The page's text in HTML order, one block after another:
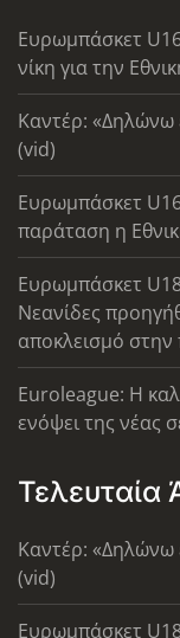
Ευρωμπάσκετ
νίκη για την
Καντέρ: «Δηλώνω
(vid)
Ευρωμπάσκετ
παράταση η
Ευρωμπάσκετ
Νεανίδες
αποκλεισμό
Euroleague: Η
ενόψει της νέας
Τελευταία
Καντέρ: «Δηλώνω
(vid)
Ευρωμπάσκετ